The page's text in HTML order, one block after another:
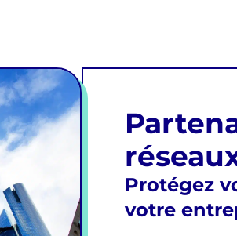
Protégez
votre